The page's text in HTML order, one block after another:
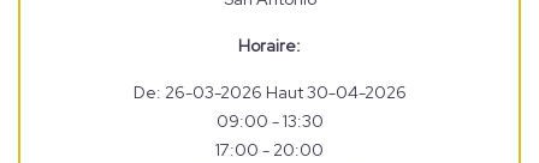
Horaire:
De: 26-03-2026 Haut 30-04-2026
09:00 - 13:30
17:00 - 20:00